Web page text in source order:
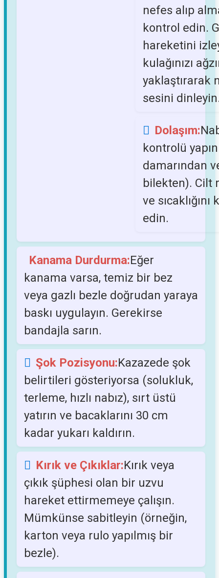
nefes alıp
kontrol edin.
hareketini
kulağınızı
yaklaştırarak
sesini
Dolaşım:
kontrolü
damarından
bilekten). Cilt
ve sıcaklığını
edin.
Kanama Durdurma:Eğer
kanama varsa, temiz bir bez
veya gazlı bezle doğrudan yaraya
baskı uygulayın. Gerekirse
bandajla sarın.
Şok Pozisyonu:Kazazede şok
belirtileri gösteriyorsa (solukluk,
terleme, hızlı nabız), sırt üstü
yatırın ve bacaklarını 30 cm
kadar yukarı kaldırın.
Kırık ve Çıkıklar:Kırık veya
çıkık şüphesi olan bir uzvu
hareket ettirmemeye çalışın.
Mümkünse sabitleyin (örneğin,
karton veya rulo yapılmış bir
bezle).